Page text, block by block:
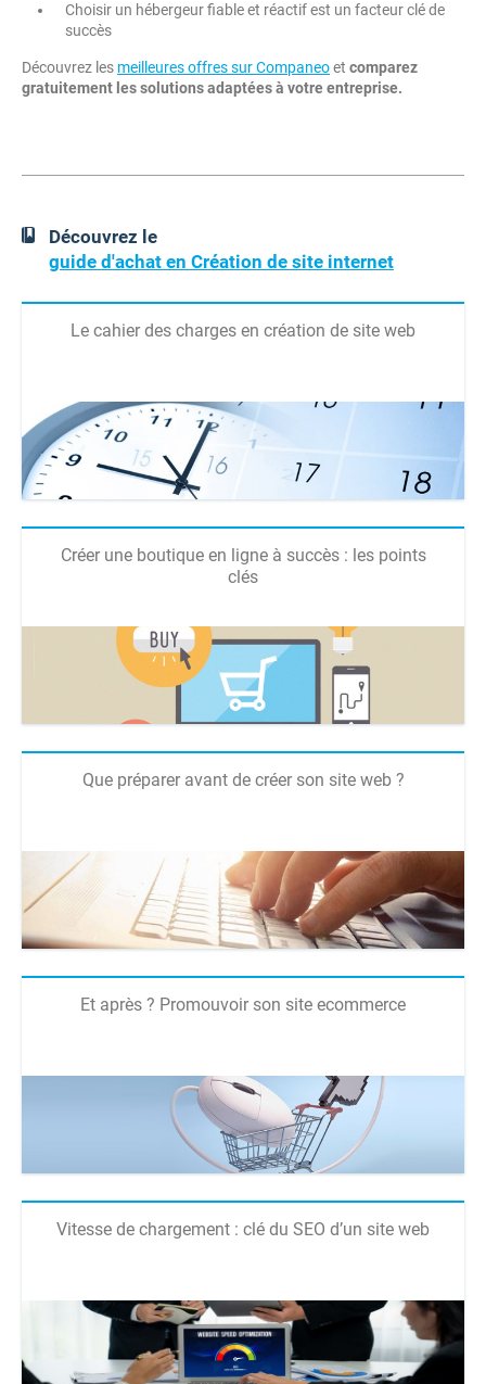
Choisir un hébergeur fiable et réactif est un facteur clé de
succès
Découvrez les meilleures offres sur Companeoet comparez
gratuitement les solutions adaptées à votre entreprise.
Découvrez le
guide d'achat en Création de site internet
Le cahier des charges en création de site web
Créer une boutique en ligne à succès : les points
clés
Que préparer avant de créer son site web ?
Et après ? Promouvoir son site ecommerce
Vitesse de chargement : clé du SEO d’un site web